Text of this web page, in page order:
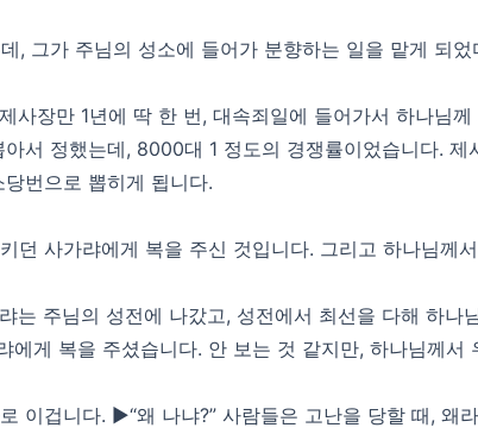
, 그가 주님의 성소에 들어가 분향하는 일을 맡게 되었
사장만 1년에 딱 한 번, 대속죄일에 들어가서 하나님
서 정했는데, 8000대 1 정도의 경쟁률이었습니다.
번으로 뽑히게 됩니다.
던 사가랴에게 복을 주신 것입니다. 그리고 하나님께
는 주님의 성전에 나갔고, 성전에서 최선을 다해 하나
게 복을 주셨습니다. 안 보는 것 같지만, 하나님께서
이겁니다. ▶“왜 나냐?” 사람들은 고난을 당할 때, 왜